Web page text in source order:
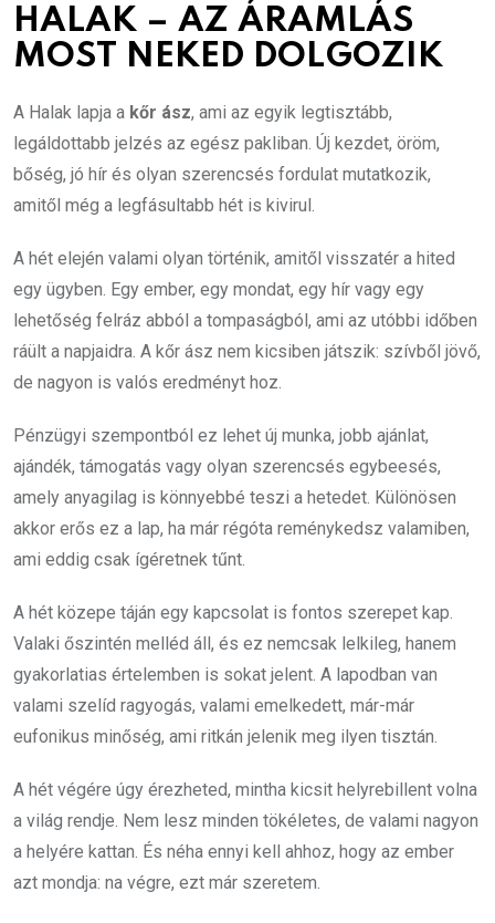
HALAK – AZ ÁRAMLÁS
MOST NEKED DOLGOZIK
A Halak lapja a kőr ász, ami az egyik legtisztább,
legáldottabb jelzés az egész pakliban. Új kezdet, öröm,
bőség, jó hír és olyan szerencsés fordulat mutatkozik,
amitől még a legfásultabb hét is kivirul.
A hét elején valami olyan történik, amitől visszatér a hited
egy ügyben. Egy ember, egy mondat, egy hír vagy egy
lehetőség felráz abból a tompaságból, ami az utóbbi időben
ráült a napjaidra. A kőr ász nem kicsiben játszik: szívből jövő,
de nagyon is valós eredményt hoz.
Pénzügyi szempontból ez lehet új munka, jobb ajánlat,
ajándék, támogatás vagy olyan szerencsés egybeesés,
amely anyagilag is könnyebbé teszi a hetedet. Különösen
akkor erős ez a lap, ha már régóta reménykedsz valamiben,
ami eddig csak ígéretnek tűnt.
A hét közepe táján egy kapcsolat is fontos szerepet kap.
Valaki őszintén melléd áll, és ez nemcsak lelkileg, hanem
gyakorlatias értelemben is sokat jelent. A lapodban van
valami szelíd ragyogás, valami emelkedett, már-már
eufonikus minőség, ami ritkán jelenik meg ilyen tisztán.
A hét végére úgy érezheted, mintha kicsit helyrebillent volna
a világ rendje. Nem lesz minden tökéletes, de valami nagyon
a helyére kattan. És néha ennyi kell ahhoz, hogy az ember
azt mondja: na végre, ezt már szeretem.